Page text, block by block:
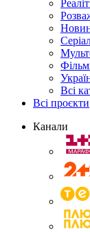
Всі
Всі проєкти
Канали